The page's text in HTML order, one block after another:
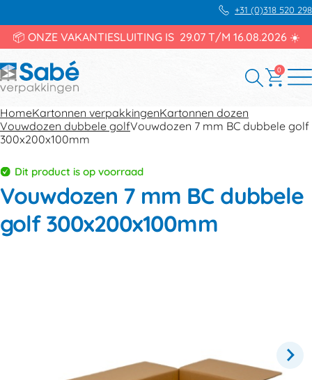
+31 (0)318 520 298
📦 ONZE VAKANTIESLUITING IS 29.07 T/M 16.08.2026 ☀️
0
HomeKartonnen verpakkingenKartonnen dozen
Vouwdozen dubbele golfVouwdozen 7 mm BC dubbele golf
300x200x100mm
Dit product is op voorraad
Vouwdozen 7 mm BC dubbele
golf 300x200x100mm